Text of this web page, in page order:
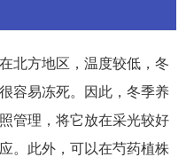
北方地区，温度较低，冬
容易冻死。因此，冬季养
管理，将它放在采光较好
。此外，可以在芍药植株